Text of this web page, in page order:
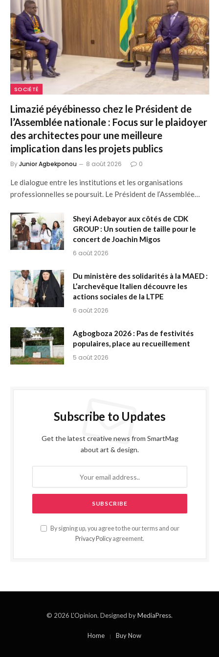
SOCIÉTÉ
Limazié péyébinesso chez le Président de
l’Assemblée nationale : Focus sur le plaidoyer
des architectes pour une meilleure
implication dans les projets publics
ByJunior Agbekponou 8 août 2026 0
Le dialogue entre les institutions et les organisations
professionnelles se poursuit. Le Président de l’Assemblée…
Sheyi Adebayor aux côtés de CDK
GROUP : Un soutien de taille pour le
concert de Joachin Migos
6 août 2026
Du ministère des solidarités à la MAED :
L’archevêque Italien découvre les
actions sociales de la LTPE
6 août 2026
Agbogboza 2026 : Pas de festivités
populaires, place au recueillement
5 août 2026
Subscribe to Updates
Get the latest creative news from SmartMag
about art & design.
By signing up, you agree to the our terms and our
Privacy Policy agreement.
© 2026 L'Opinion. Designed byMediaPress.
Home Buy Now